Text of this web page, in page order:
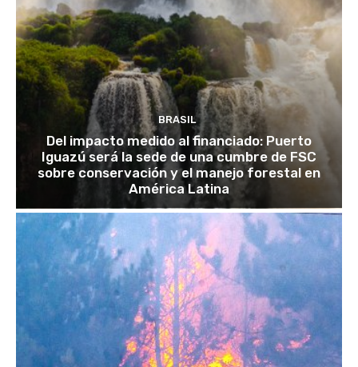
BRASIL
Del impacto medido al financiado: Puerto
Iguazú será la sede de una cumbre de FSC
sobre conservación y el manejo forestal en
América Latina